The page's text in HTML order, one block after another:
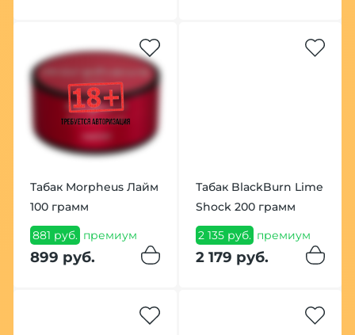
Табак Morpheus Лайм
100 грамм
881 руб. премиум
899 руб.
Табак BlackBurn Lime
Shock 200 грамм
2 135 руб. премиум
2 179 руб.